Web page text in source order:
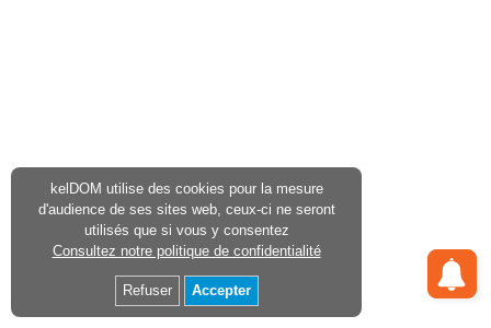
kelDOM utilise des cookies pour la mesure
d'audience de ses sites web, ceux-ci ne seront
utilisés que si vous y consentez
Consultez notre politique de confidentialité
Refuser Accepter